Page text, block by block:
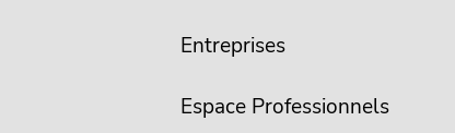
Entreprises
Espace Professionnels